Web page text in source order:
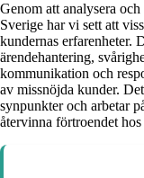
Genom att analysera
Sverige har vi sett att
kundernas erfarenheter.
ärendehantering,
kommunikation och
av missnöjda kunder.
synpunkter och arbetar
återvinna förtroendet